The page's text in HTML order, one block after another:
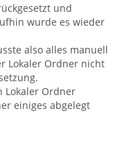
und
wurde es wieder
also alles manuell
Lokaler Ordner nicht
Lokaler Ordner
einiges abgelegt